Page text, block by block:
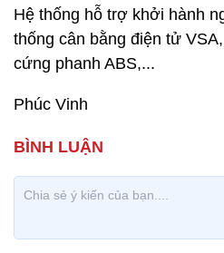
Hệ thống hỗ trợ khởi hành
thống cân bằng điện tử
cứng phanh ABS,...
Phúc Vinh